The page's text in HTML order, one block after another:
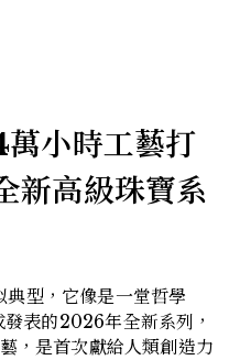
小時工藝打
新高級珠寶系
型，它像是一堂哲學
表的2026年全新系列，
，是首次獻給人類創造力